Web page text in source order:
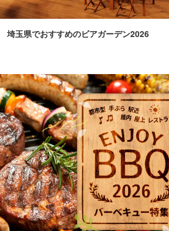
埼玉県でおすすめのビアガーデン2026